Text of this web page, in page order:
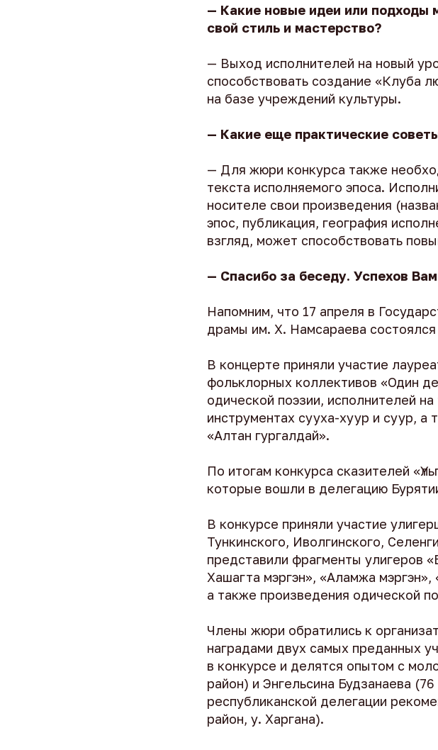
— Какие новые идеи или подходы
свой стиль и мастерство?
— Выход исполнителей на новый
способствовать создание «Клуба
на базе учреждений культуры.
— Какие еще практические
— Для жюри конкурса также
текста исполняемого эпоса.
носителе свои произведения
эпос, публикация, география
взгляд, может способствовать
— Спасибо за беседу. Успехов
Напомним, что 17 апреля в
драмы им. Х. Намсараева
В концерте приняли участие
фольклорных коллективов «Один
одической поэзии, исполнителей
инструментах сууха-хуур и суур, а
«Алтан гургалдай».
По итогам конкурса сказителей
которые вошли в делегацию
В конкурсе приняли участие
Тункинского, Иволгинского,
представили фрагменты улигеров
Хашагта мэргэн», «Аламжа
а также произведения одической
Члены жюри обратились к
наградами двух самых преданных
в конкурсе и делятся опытом с
район) и Энгельсина Будзанаева
республиканской делегации
район, у. Харгана).